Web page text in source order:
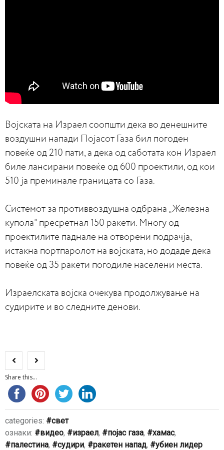
Војската на Израел соопшти дека во денешните
воздушни напади Појасот Газа бил погоден
повеќе од 210 пати, а дека од саботата кон Израел
биле лансирани повеќе од 600 проектили, од кои
510 ја преминале границата со Газа.
Системот за противвоздушна одбрана „Железна
купола“ пресретнал 150 ракети. Многу од
проектилите паднале на отворени подрачја,
истакна портпаролот на војската, но додаде дека
повеќе од 35 ракети погодиле населени места.
Израелската војска очекува продолжување на
судирите и во следните денови.
Share this...
categories:
свет
ознаки:
видео, израел, појас газа, хамас,
палестина, судири, ракетен напад, убиен лидер